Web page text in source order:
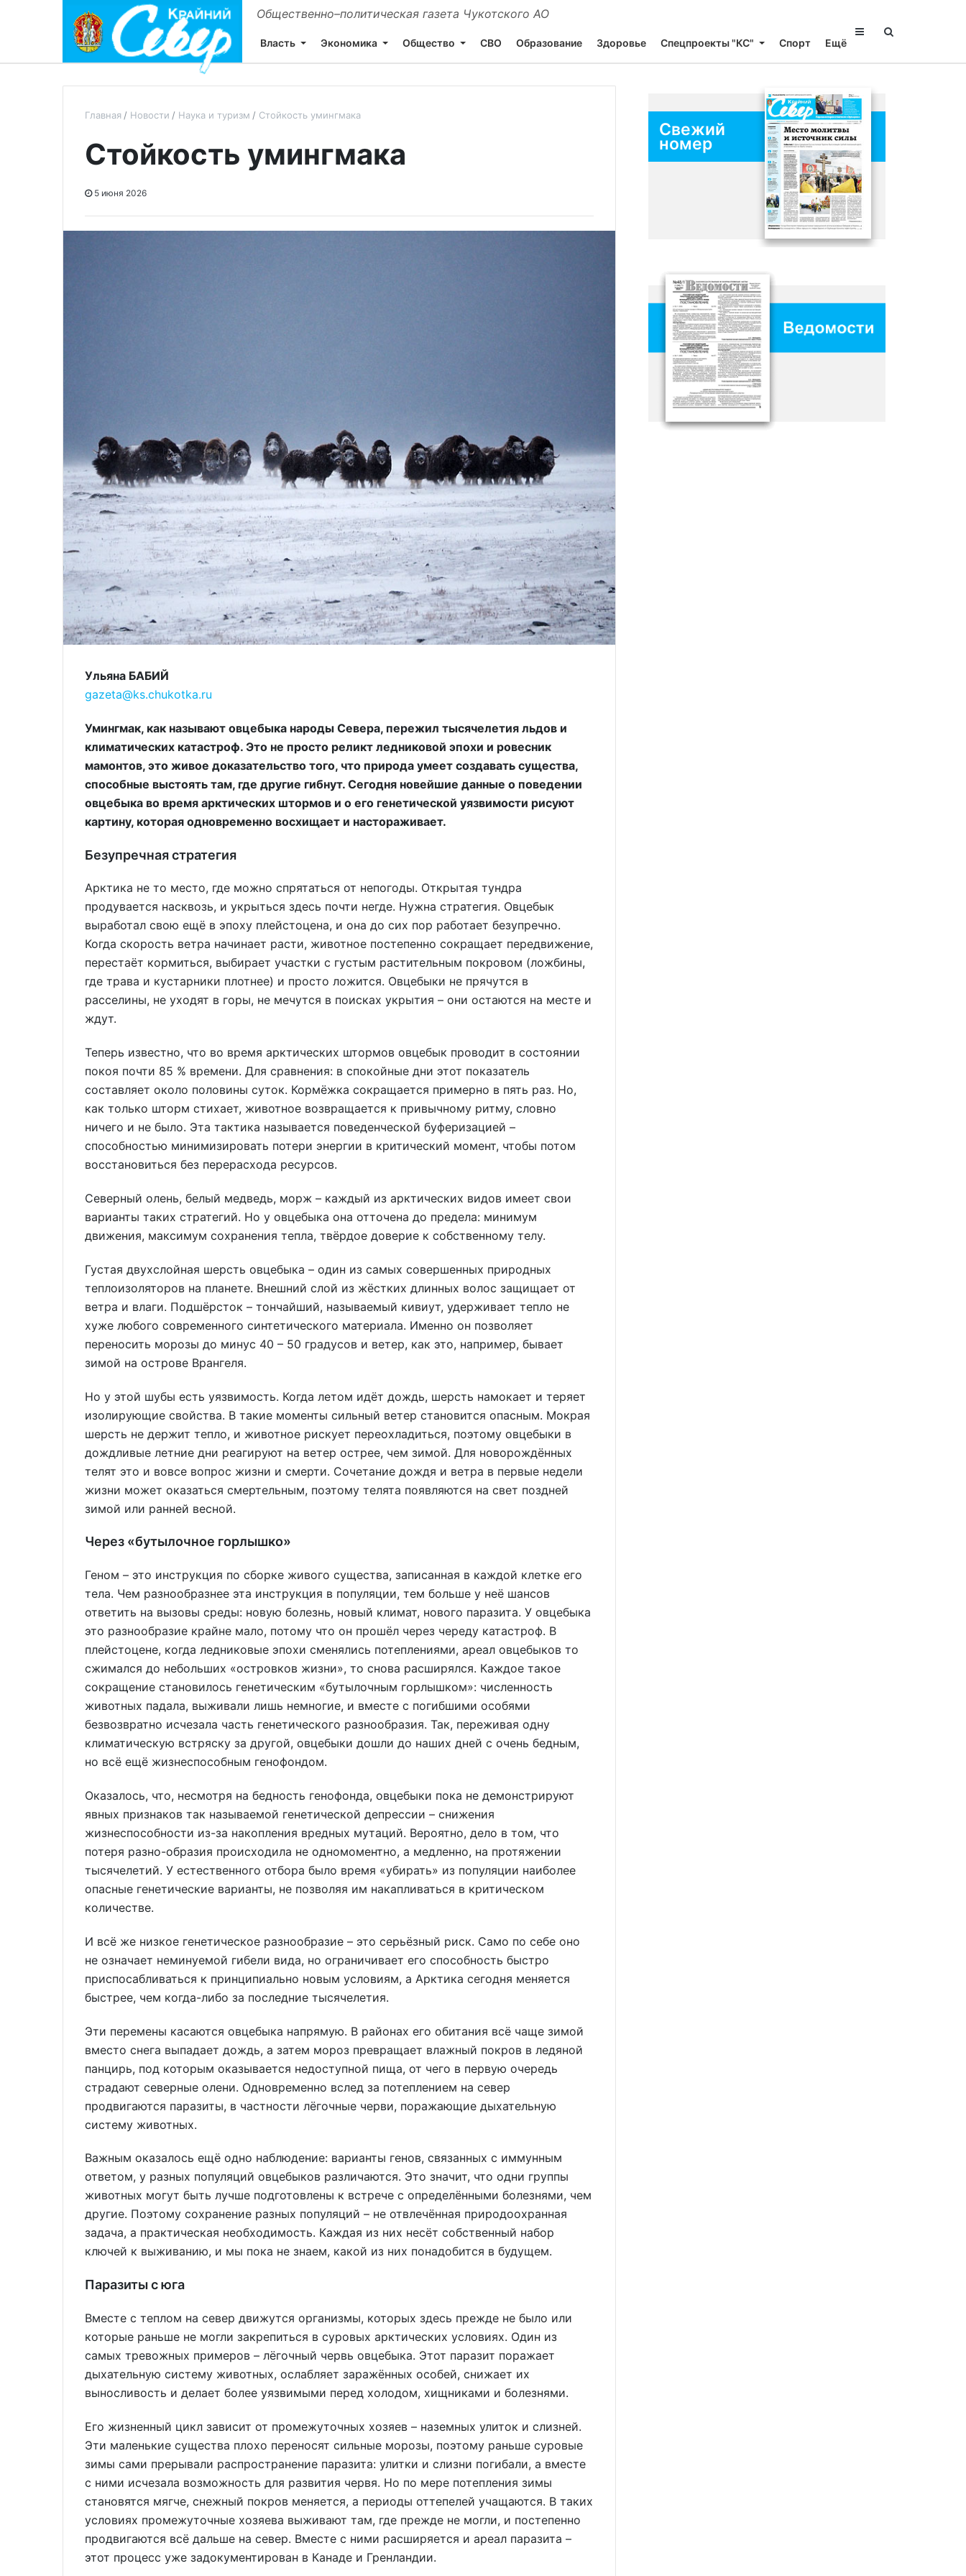
Общественно–политическая газета Чукотского АО
Власть Экономика Общество СВО Образование Здоровье Спецпроекты "КС" Спорт Ещё
Главная Новости Наука и туризм Стойкость умингмака
Стойкость умингмака
5 июня 2026
Ульяна БАБИЙ
gazeta@ks.chukotka.ru
Умингмак, как называют овцебыка народы Севера, пережил тысячелетия льдов и
климатических катастроф. Это не просто реликт ледниковой эпохи и ровесник
мамонтов, это живое доказательство того, что природа умеет создавать существа,
способные выстоять там, где другие гибнут. Сегодня новейшие данные о поведении
овцебыка во время арктических штормов и о его генетической уязвимости рисуют
картину, которая одновременно восхищает и настораживает.
Безупречная стратегия
Арктика не то место, где можно спрятаться от непогоды. Открытая тундра
продувается насквозь, и укрыться здесь почти негде. Нужна стратегия. Овцебык
выработал свою ещё в эпоху плейстоцена, и она до сих пор работает безупречно.
Когда скорость ветра начинает расти, животное постепенно сокращает передвижение,
перестаёт кормиться, выбирает участки с густым растительным покровом (ложбины,
где трава и кустарники плотнее) и просто ложится. Овцебыки не прячутся в
расселины, не уходят в горы, не мечутся в поисках укрытия – они остаются на месте и
ждут.
Теперь известно, что во время арктических штормов овцебык проводит в состоянии
покоя почти 85 % времени. Для сравнения: в спокойные дни этот показатель
составляет около половины суток. Кормёжка сокращается примерно в пять раз. Но,
как только шторм стихает, животное возвращается к привычному ритму, словно
ничего и не было. Эта тактика называется поведенческой буферизацией –
способностью минимизировать потери энергии в критический момент, чтобы потом
восстановиться без перерасхода ресурсов.
Северный олень, белый медведь, морж – каждый из арктических видов имеет свои
варианты таких стратегий. Но у овцебыка она отточена до предела: минимум
движения, максимум сохранения тепла, твёрдое доверие к собственному телу.
Густая двухслойная шерсть овцебыка – один из самых совершенных природных
теплоизоляторов на планете. Внешний слой из жёстких длинных волос защищает от
ветра и влаги. Подшёрсток – тончайший, называемый кивиут, удерживает тепло не
хуже любого современного синтетического материала. Именно он позволяет
переносить морозы до минус 40 – 50 градусов и ветер, как это, например, бывает
зимой на острове Врангеля.
Но у этой шубы есть уязвимость. Когда летом идёт дождь, шерсть намокает и теряет
изолирующие свойства. В такие моменты сильный ветер становится опасным. Мокрая
шерсть не держит тепло, и животное рискует переохладиться, поэтому овцебыки в
дождливые летние дни реагируют на ветер острее, чем зимой. Для новорождённых
телят это и вовсе вопрос жизни и смерти. Сочетание дождя и ветра в первые недели
жизни может оказаться смертельным, поэтому телята появляются на свет поздней
зимой или ранней весной.
Через «бутылочное горлышко»
Геном – это инструкция по сборке живого существа, записанная в каждой клетке его
тела. Чем разнообразнее эта инструкция в популяции, тем больше у неё шансов
ответить на вызовы среды: новую болезнь, новый климат, нового паразита. У овцебыка
это разнообразие крайне мало, потому что он прошёл через череду катастроф. В
плейстоцене, когда ледниковые эпохи сменялись потеплениями, ареал овцебыков то
сжимался до небольших «островков жизни», то снова расширялся. Каждое такое
сокращение становилось генетическим «бутылочным горлышком»: численность
животных падала, выживали лишь немногие, и вместе с погибшими особями
безвозвратно исчезала часть генетического разнообразия. Так, переживая одну
климатическую встряску за другой, овцебыки дошли до наших дней с очень бедным,
но всё ещё жизнеспособным генофондом.
Оказалось, что, несмотря на бедность генофонда, овцебыки пока не демонстрируют
явных признаков так называемой генетической депрессии – снижения
жизнеспособности из-за накопления вредных мутаций. Вероятно, дело в том, что
потеря разно-образия происходила не одномоментно, а медленно, на протяжении
тысячелетий. У естественного отбора было время «убирать» из популяции наиболее
опасные генетические варианты, не позволяя им накапливаться в критическом
количестве.
И всё же низкое генетическое разнообразие – это серьёзный риск. Само по себе оно
не означает неминуемой гибели вида, но ограничивает его способность быстро
приспосабливаться к принципиально новым условиям, а Арктика сегодня меняется
быстрее, чем когда-либо за последние тысячелетия.
Эти перемены касаются овцебыка напрямую. В районах его обитания всё чаще зимой
вместо снега выпадает дождь, а затем мороз превращает влажный покров в ледяной
панцирь, под которым оказывается недоступной пища, от чего в первую очередь
страдают северные олени. Одновременно вслед за потеплением на север
продвигаются паразиты, в частности лёгочные черви, поражающие дыхательную
систему животных.
Важным оказалось ещё одно наблюдение: варианты генов, связанных с иммунным
ответом, у разных популяций овцебыков различаются. Это значит, что одни группы
животных могут быть лучше подготовлены к встрече с определёнными болезнями, чем
другие. Поэтому сохранение разных популяций – не отвлечённая природоохранная
задача, а практическая необходимость. Каждая из них несёт собственный набор
ключей к выживанию, и мы пока не знаем, какой из них понадобится в будущем.
Паразиты с юга
Вместе с теплом на север движутся организмы, которых здесь прежде не было или
которые раньше не могли закрепиться в суровых арктических условиях. Один из
самых тревожных примеров – лёгочный червь овцебыка. Этот паразит поражает
дыхательную систему животных, ослабляет заражённых особей, снижает их
выносливость и делает более уязвимыми перед холодом, хищниками и болезнями.
Его жизненный цикл зависит от промежуточных хозяев – наземных улиток и слизней.
Эти маленькие существа плохо переносят сильные морозы, поэтому раньше суровые
зимы сами прерывали распространение паразита: улитки и слизни погибали, а вместе
с ними исчезала возможность для развития червя. Но по мере потепления зимы
становятся мягче, снежный покров меняется, а периоды оттепелей учащаются. В таких
условиях промежуточные хозяева выживают там, где прежде не могли, и постепенно
продвигаются всё дальше на север. Вместе с ними расширяется и ареал паразита –
этот процесс уже задокументирован в Канаде и Гренландии.
Свежий
номер